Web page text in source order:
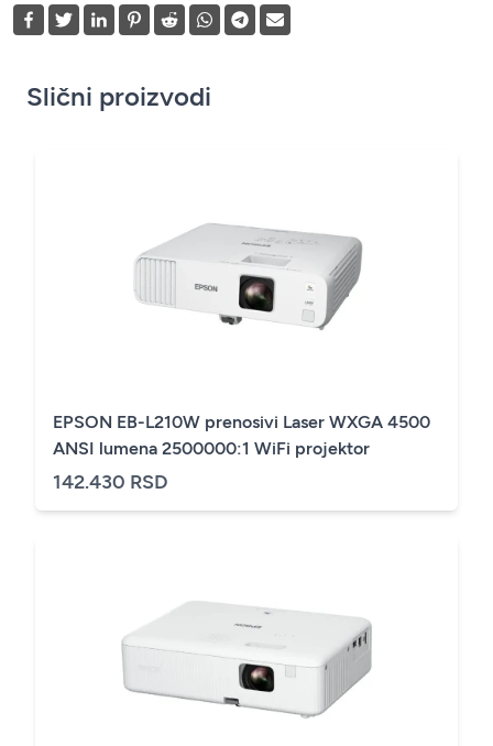
Slični proizvodi
EPSON EB-L210W prenosivi Laser WXGA 4500
ANSI lumena 2500000:1 WiFi projektor
142.430 RSD